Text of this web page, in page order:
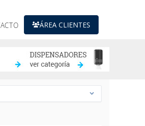
ÁREA CLIENTES